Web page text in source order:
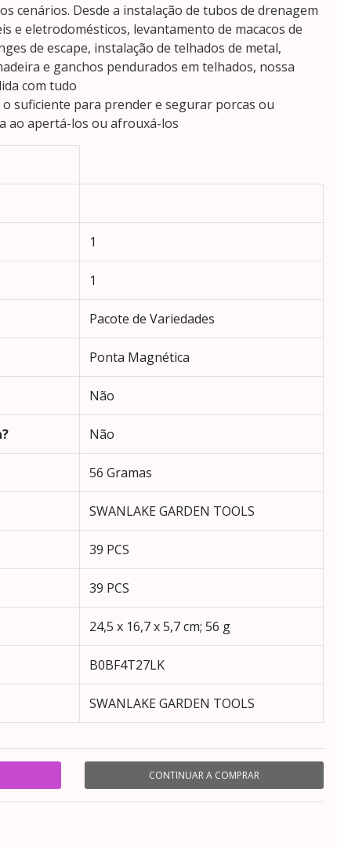
cenários. Desde a instalação de tubos de drenagem
e eletrodomésticos, levantamento de macacos de
de escape, instalação de telhados de metal,
e ganchos pendurados em telhados, nossa
com tudo
suficiente para prender e segurar porcas ou
ao apertá-los ou afrouxá-los
‎1
‎1
‎Pacote de Variedades
‎Ponta Magnética
‎Não
‎Não
‎56 Gramas
‎SWANLAKE GARDEN TOOLS
‎39 PCS
‎39 PCS
‎24,5 x 16,7 x 5,7 cm; 56 g
‎B0BF4T27LK
‎SWANLAKE GARDEN TOOLS
CONTINUAR A COMPRAR